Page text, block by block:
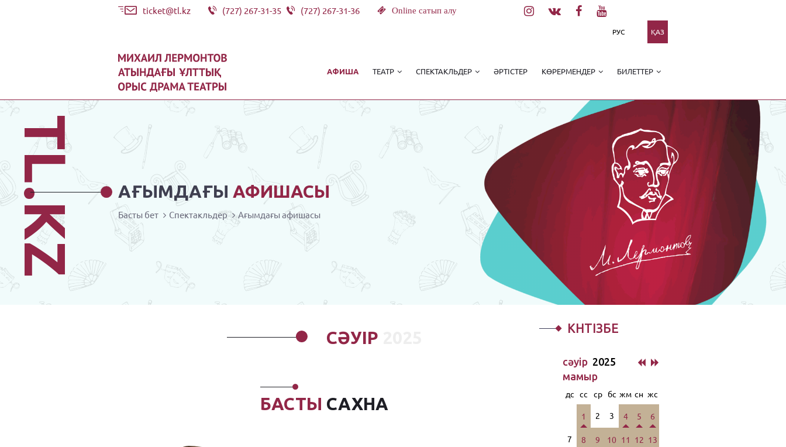
ticket@tl.kz (727) 267-31-35 (727) 267-31-36 Online сатып алу
РУС ҚАЗ
АФИША ТЕАТР СПЕКТАКЛЬДЕР ӘРТІСТЕР КӨРЕРМЕНДЕР БИЛЕТТЕР
АҒЫМДАҒЫ АФИШАСЫ
TL.KZ Басты бет Спектакльдер Ағымдағы афишасы
СӘУIР
БАСТЫ САХНА
КҮНТІЗБЕ
сәуiр 2025
мамыр
дс сс ср бс жм сн жс
1 2 3 4 5 6
7 8 9 10 11 12 13